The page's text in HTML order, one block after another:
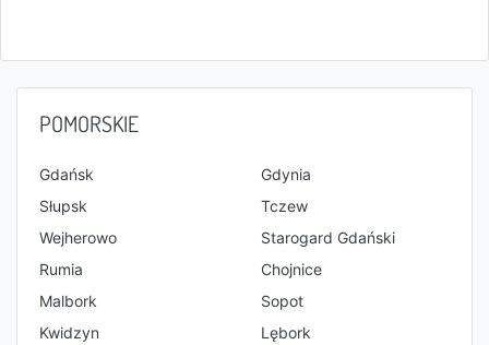
POMORSKIE
Gdańsk
Gdynia
Słupsk
Tczew
Wejherowo
Starogard Gdański
Rumia
Chojnice
Malbork
Sopot
Kwidzyn
Lębork